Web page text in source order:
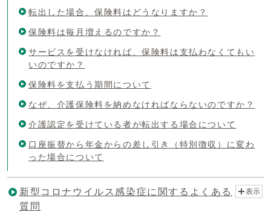
転出した場合、保険料はどうなりますか？
保険料は毎月増えるのですか？
サービスを受けなければ、保険料は支払わなくてもい
いのですか？
保険料を支払う期間について
なぜ、介護保険料を納めなければならないのですか？
介護認定を受けている者が転出する場合について
口座振替から年金からの差し引き（特別徴収）に変わ
った場合について
新型コロナウイルス感染症に関するよくある
質問
表示